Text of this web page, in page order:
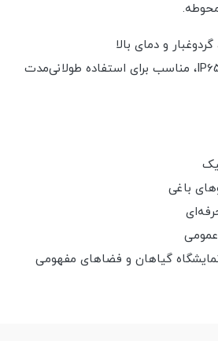
و دمای بالا
بدنه مقاوم با استاندارد IP65، مناسب برای استفاده طولانی‌مدت
باغی
گیاهان و فضاهای مفهومی